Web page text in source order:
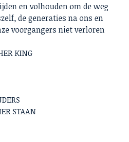
en volhouden om de weg
de generaties na ons en
voorgangers niet verloren
KING
STAAN